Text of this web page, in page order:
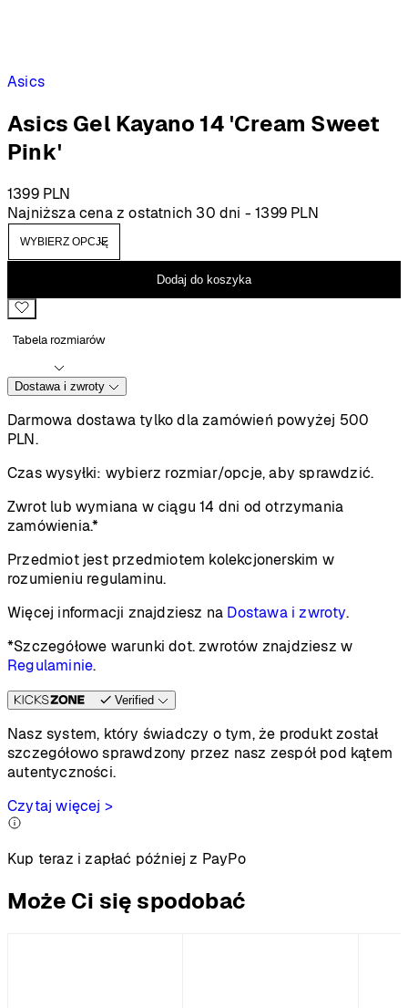
Asics
Asics Gel Kayano 14 'Cream Sweet
Pink'
1399 PLN
Najniższa cena z ostatnich 30 dni -1399 PLN
Dodaj do koszyka
Tabela rozmiarów
Dostawa i zwroty
Darmowa dostawa tylko dla zamówień powyżej 500
PLN.
Czas wysyłki: wybierz rozmiar/opcje, aby sprawdzić.
Zwrot lub wymiana w ciągu 14 dni od otrzymania
zamówienia.*
Przedmiot jest przedmiotem kolekcjonerskim w
rozumieniu regulaminu.
Więcej informacji znajdziesz na Dostawa i zwroty.
*Szczegółowe warunki dot. zwrotów znajdziesz w
Regulaminie.
Verified
Nasz system, który świadczy o tym, że produkt został
szczegółowo sprawdzony przez nasz zespół pod kątem
autentyczności.
Czytaj więcej >
Kup teraz i zapłać później z PayPo
Może Ci się spodobać